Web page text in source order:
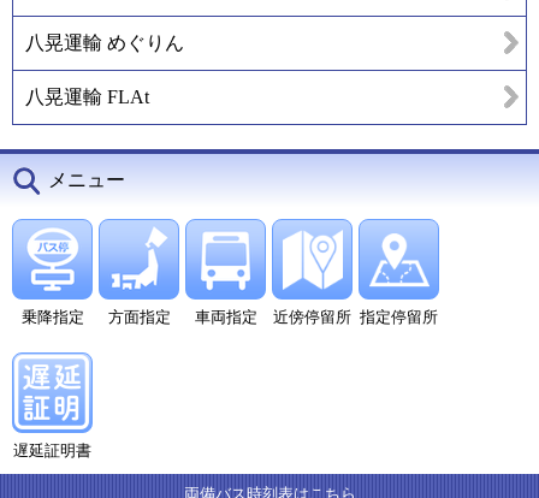
八晃運輸 めぐりん
八晃運輸 FLAt
メニュー
乗降指定 方面指定 車両指定 近傍停留所 指定停留所
遅延証明書
両備バス時刻表はこちら